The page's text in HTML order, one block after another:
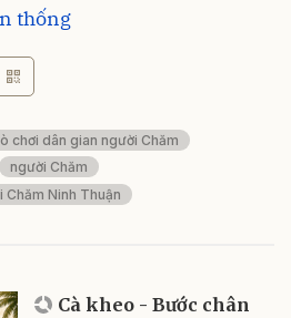
thống
chơi dân gian người Chăm
người Chăm
Ninh Thuận
Cà kheo - Bước chân